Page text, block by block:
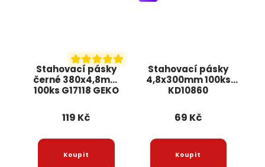
Stahovací pásky
černé 380x4,8mm
100ks G17118 GEKO
119 Kč
Stahovací pásky
4,8x300mm 100ks
KD10860
69 Kč